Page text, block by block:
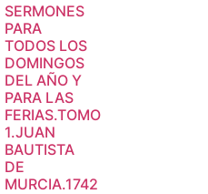
SERMONES
PARA
TODOS LOS
DOMINGOS
DEL AÑO Y
PARA LAS
FERIAS.TOMO
1.JUAN
BAUTISTA
DE
MURCIA.1742